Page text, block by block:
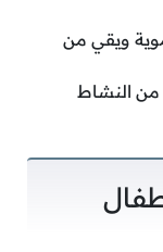
ويقي من
من النشاط